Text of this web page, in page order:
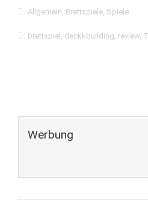
Allgemein, Brettspiele, Spiele
brettspiel , deckkbuilding, review,
Werbung